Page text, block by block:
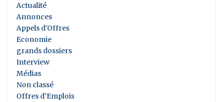
Actualité
Annonces
Appels d'Offres
Economie
grands dossiers
Interview
Médias
Non classé
Offres d'Emplois